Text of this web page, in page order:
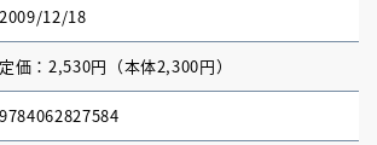
2009/12/18
定価：2,530円（本体2,300円）
9784062827584